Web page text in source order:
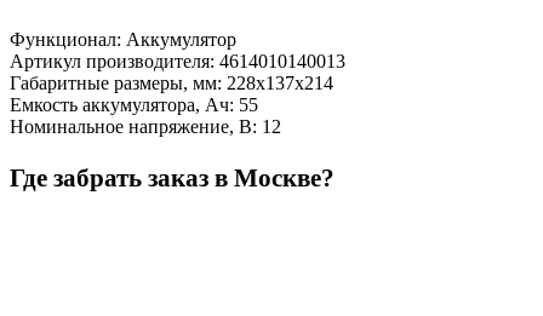
Функционал: Аккумулятор
Артикул производителя: 4614010140013
Габаритные размеры, мм: 228х137х214
Емкость аккумулятора, Ач: 55
Номинальное напряжение, В: 12
Где забрать заказ в Москве?